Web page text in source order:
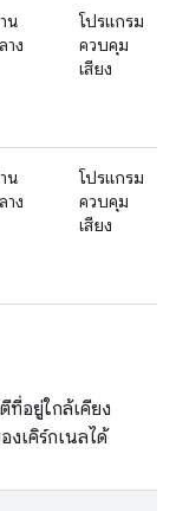
น
าง
โปรแกรม
ควบคุม
เสียง
น
าง
โปรแกรม
ควบคุม
เสียง
ที่อยู่ใกล้เคียง
งเคิร์กเนลได้